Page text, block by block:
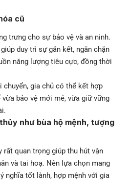
cũ
trưng cho sự bảo vệ và an ninh.
duy trì sự gắn kết, ngăn chặn
năng lượng tiêu cực, đồng thời
chuyển, gia chủ có thể kết hợp
bảo vệ mới mẻ, vừa giữ vững
như bùa hộ mệnh, tượng
rất quan trọng giúp thu hút vận
và tai hoạ. Nên lựa chọn mang
nghĩa tốt lành, hợp mệnh với gia